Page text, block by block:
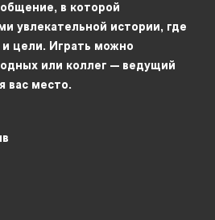
в которой
увлекательной истории, где
и цели. Играть можно
или коллег — ведущий
вас место.